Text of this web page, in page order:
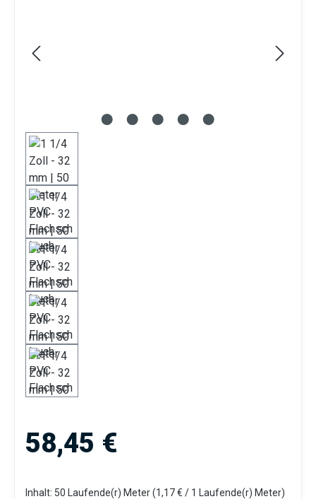
Regulärer Preis:
58,45 €
Inhalt: 50 Laufende(r) Meter(1,17 € / 1 Laufende(r) Meter)